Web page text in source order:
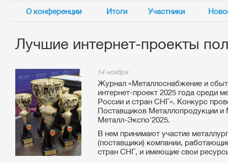
О конференции Итоги Участники
Лучшие интернет-проекты
14 ноября
Журнал «Металлоснабжение и
интернет-проект 2025 года среди
России и стран СНГ». Конкурс
Поставщиков Металлопродукции
Металл-Экспо'2025.
В нем принимают участие
(поставщики) компании,
стран СНГ, и имеющие свои